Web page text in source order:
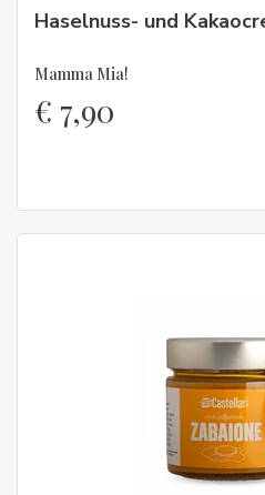
Haselnuss- und
Mamma Mia!
€ 7,90